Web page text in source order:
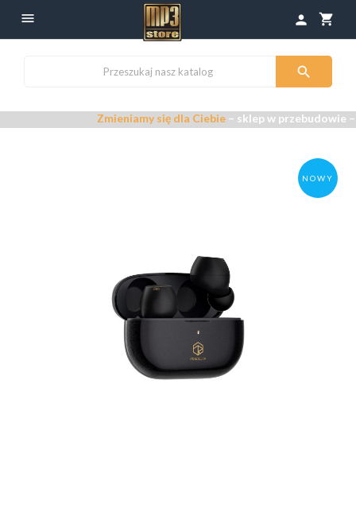
 shopping_cart
person

Zmieniamy się dla Ciebie– sklep w przebudowie –
NOWY